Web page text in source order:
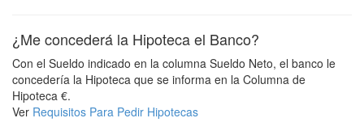
¿Me concederá la Hipoteca el Banco?
Con el Sueldo indicado en la columna Sueldo Neto, el banco le
concedería la Hipoteca que se informa en la Columna de
Hipoteca €.
Ver Requisitos Para Pedir Hipotecas